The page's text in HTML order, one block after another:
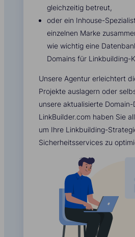
gleichzeitig betreut,
oder ein Inhouse-
einzelnen Marke
wie wichtig eine
Domains für Linkbuilding-
Unsere Agentur erleichtert
Projekte auslagern oder
unsere aktualisierte
LinkBuilder.com haben Sie
um Ihre Linkbuilding-
Sicherheitsservices zu